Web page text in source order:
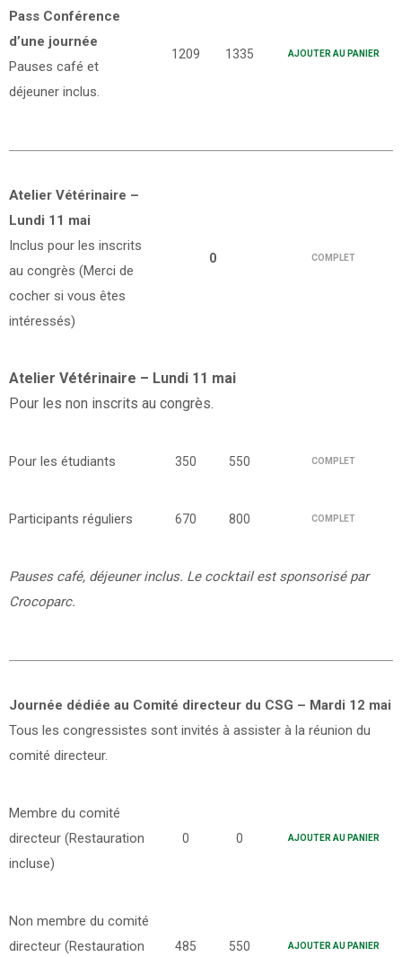
Pass Conférence
d’une journée
Pauses café et
déjeuner inclus.
1209 1335 AJOUTER AU PANIER
Atelier Vétérinaire –
Lundi 11 mai
Inclus pour les inscrits
au congrès (Merci de
cocher si vous êtes
intéressés)
0 COMPLET
Atelier Vétérinaire – Lundi 11 mai
Pour les non inscrits au congrès.
Pour les étudiants 350 550 COMPLET
Participants réguliers 670 800 COMPLET
Pauses café, déjeuner inclus. Le cocktail est sponsorisé par
Crocoparc.
Journée dédiée au Comité directeur du CSG – Mardi 12 mai
Tous les congressistes sont invités à assister à la réunion du
comité directeur.
Membre du comité
directeur (Restauration
incluse)
0 0 AJOUTER AU PANIER
Non membre du comité
directeur (Restauration
485 550 AJOUTER AU PANIER